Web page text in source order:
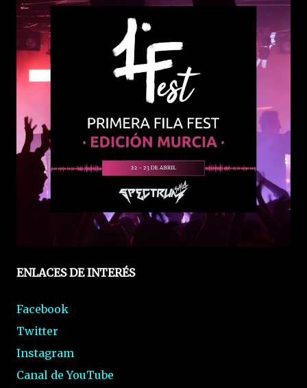
ENLACES DE INTERÉS
Facebook
Twitter
Instagram
Canal de YouTube